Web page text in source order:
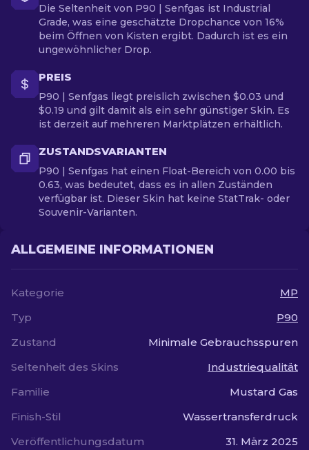
Die Seltenheit von P90 | Senfgas ist Industrial
Grade, was eine geschätzte Dropchance von 16%
beim Öffnen von Kisten ergibt. Dadurch ist es ein
ungewöhnlicher Drop.
PREIS
P90 | Senfgas liegt preislich zwischen $0.03 und
$0.19 und gilt damit als ein sehr günstiger Skin. Es
ist derzeit auf mehreren Marktplätzen erhältlich.
ZUSTANDSVARIANTEN
P90 | Senfgas hat einen Float-Bereich von 0.00 bis
0.63, was bedeutet, dass es in allen Zuständen
verfügbar ist. Dieser Skin hat keine StatTrak- oder
Souvenir-Varianten.
ALLGEMEINE INFORMATIONEN
Kategorie
MP
Typ
P90
Zustand
Minimale Gebrauchsspuren
Seltenheit des Skins
Industriequalität
Familie
Mustard Gas
Finish-Stil
Wassertransferdruck
Veröffentlichungsdatum
31. März 2025